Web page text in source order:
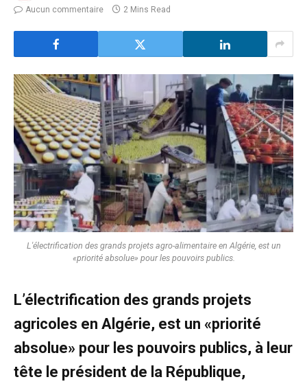
Aucun commentaire
2 Mins Read
L'électrification des grands projets agro-alimentaire en Algérie, est un
«priorité absolue» pour les pouvoirs publics.
L’électrification des grands projets
agricoles en Algérie, est un «priorité
absolue» pour les pouvoirs publics, à leur
tête le président de la République,